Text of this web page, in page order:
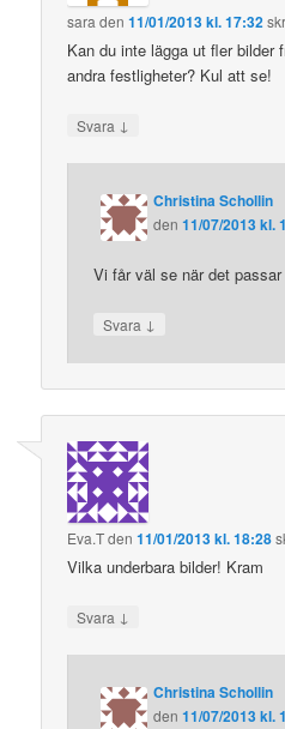
sara den11/01/2013 kl. 17:32
Kan du inte lägga ut fler bilder
andra festligheter? Kul att se!
Svara ↓
Christina Schollin
den11/07/2013 kl.
Vi får väl se när det
Svara ↓
Eva.Tden11/01/2013 kl. 18:28
Vilka underbara bilder! Kram
Svara ↓
Christina Schollin
den11/07/2013 kl.